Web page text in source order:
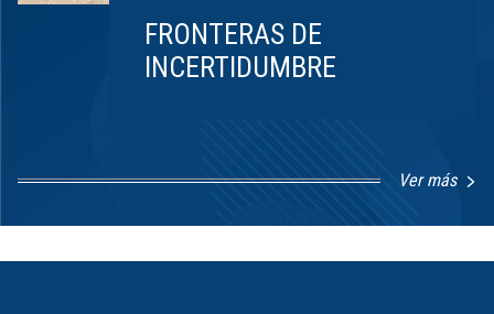
FRONTERAS DE
INCERTIDUMBRE
Ver más
1
8